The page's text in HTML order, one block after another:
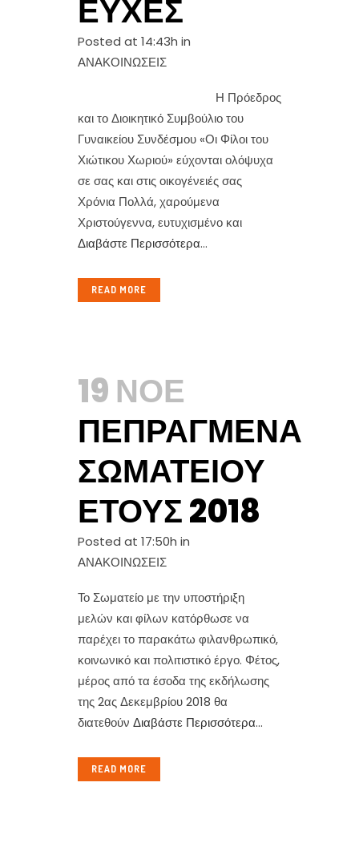
ΕΥΧΈΣ
Posted at 14:43h in
ΑΝΑΚΟΙΝΩΣΕΙΣ
Η Πρόεδρος
και το Διοικητικό Συμβούλιο του
Γυναικείου Συνδέσμου «Οι Φίλοι του
Χιώτικου Χωριού» εύχονται ολόψυχα
σε σας και στις οικογένειές σας
Χρόνια Πολλά, χαρούμενα
Χριστούγεννα, ευτυχισμένο και
Διαβάστε Περισσότερα...
READ MORE
19 ΝΟΈ
ΠΕΠΡΑΓΜΈΝΑ
ΣΩΜΑΤΕΊΟΥ
ΈΤΟΥΣ 2018
Posted at 17:50h in
ΑΝΑΚΟΙΝΩΣΕΙΣ
Το Σωματείο με την υποστήριξη
μελών και φίλων κατόρθωσε να
παρέχει το παρακάτω φιλανθρωπικό,
κοινωνικό και πολιτιστικό έργο. Φέτος,
μέρος από τα έσοδα της εκδήλωσης
της 2ας Δεκεμβρίου 2018 θα
διατεθούν Διαβάστε Περισσότερα...
READ MORE